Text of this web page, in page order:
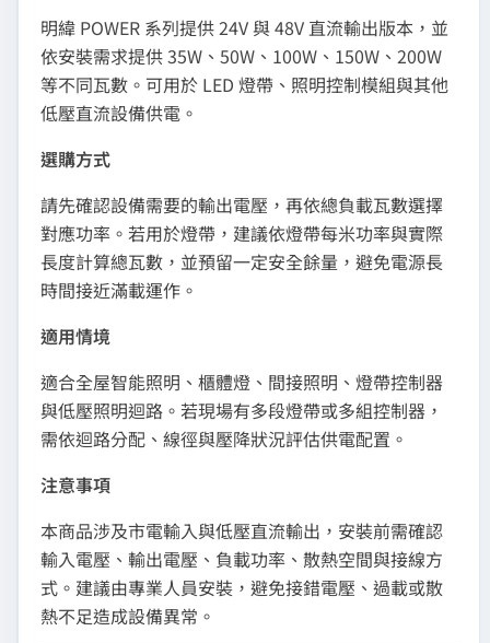
明緯 POWER 系列提供 24V 與 48V 直流輸出版本，並
依安裝需求提供 35W、50W、100W、150W、200W
等不同瓦數。可用於 LED 燈帶、照明控制模組與其他
低壓直流設備供電。
選購方式
請先確認設備需要的輸出電壓，再依總負載瓦數選擇
對應功率。若用於燈帶，建議依燈帶每米功率與實際
長度計算總瓦數，並預留一定安全餘量，避免電源長
時間接近滿載運作。
適用情境
適合全屋智能照明、櫃體燈、間接照明、燈帶控制器
與低壓照明迴路。若現場有多段燈帶或多組控制器，
需依迴路分配、線徑與壓降狀況評估供電配置。
注意事項
本商品涉及市電輸入與低壓直流輸出，安裝前需確認
輸入電壓、輸出電壓、負載功率、散熱空間與接線方
式。建議由專業人員安裝，避免接錯電壓、過載或散
熱不足造成設備異常。